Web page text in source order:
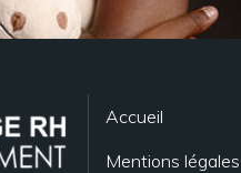
Accueil
Mentions légales